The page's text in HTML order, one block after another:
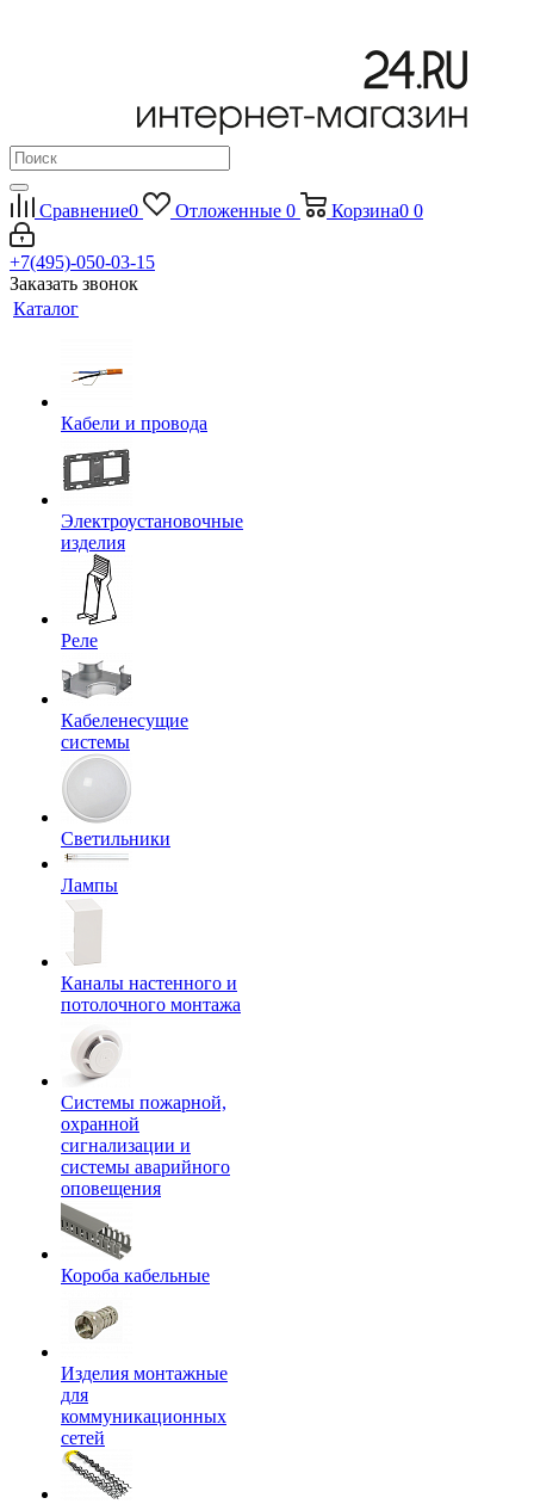
Сравнение0 Отложенные 0 Корзина0 0
+7(495)-050-03-15
Заказать звонок
Каталог
Кабели и провода
Электроустановочные
изделия
Реле
Кабеленесущие
системы
Светильники
Лампы
Каналы настенного и
потолочного монтажа
Системы пожарной,
охранной
сигнализации и
системы аварийного
оповещения
Короба кабельные
Изделия монтажные
для
коммуникационных
сетей